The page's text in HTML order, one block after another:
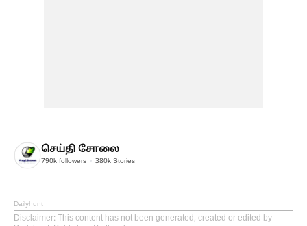
செய்தி சோலை
790k followers 380k Stories
Dailyhunt
Disclaimer: This content has not been generated, created or edited by